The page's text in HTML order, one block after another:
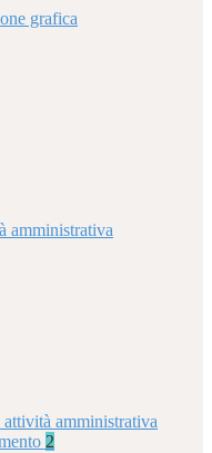
grafica
amministrativa
amministrativa
2